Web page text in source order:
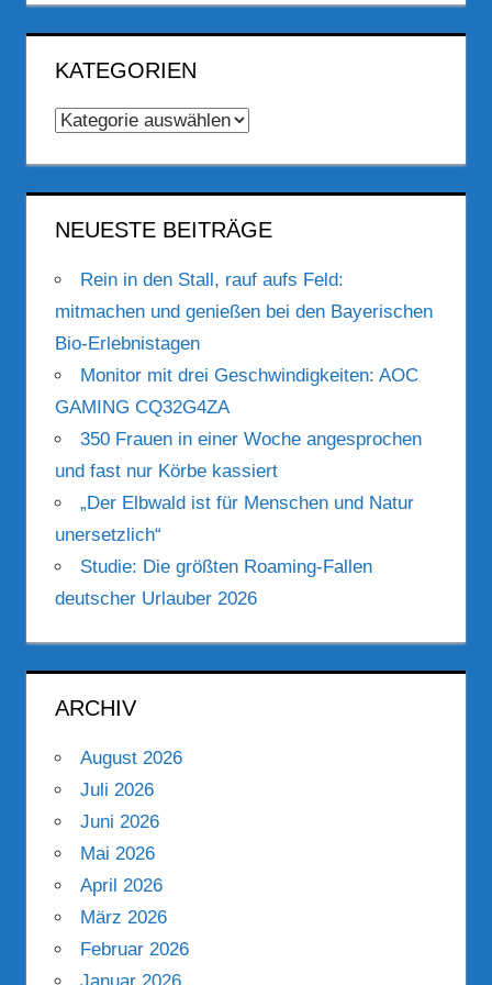
KATEGORIEN
Kategorien
NEUESTE BEITRÄGE
Rein in den Stall, rauf aufs Feld:
mitmachen und genießen bei den Bayerischen
Bio-Erlebnistagen
Monitor mit drei Geschwindigkeiten: AOC
GAMING CQ32G4ZA
350 Frauen in einer Woche angesprochen
und fast nur Körbe kassiert
„Der Elbwald ist für Menschen und Natur
unersetzlich“
Studie: Die größten Roaming-Fallen
deutscher Urlauber 2026
ARCHIV
August 2026
Juli 2026
Juni 2026
Mai 2026
April 2026
März 2026
Februar 2026